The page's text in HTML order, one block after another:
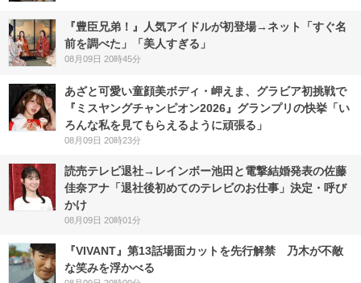
『豊臣兄弟！』人気アイドルが初登場→ネット「すぐ名
前を調べた」「美人すぎる」
08月09日 20時45分
あざと可愛い童顔美ボディ・岬えま、グラビア初挑戦で
『ミスヤングチャンピオン2026』グランプリの快挙「い
ろんな私を見てもらえるように頑張る」
08月09日 20時23分
読売テレビ退社→レインボー池田と電撃結婚発表の佐藤
佳奈アナ「退社後初めてのテレビのお仕事」決定・呼び
かけ
08月09日 20時01分
『VIVANT』第13話場面カットを先行解禁 乃木が不敵
な笑みを浮かべる